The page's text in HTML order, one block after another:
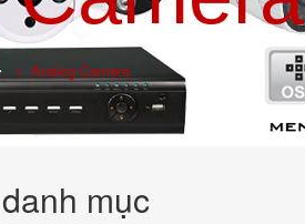
Analog Camera
mục